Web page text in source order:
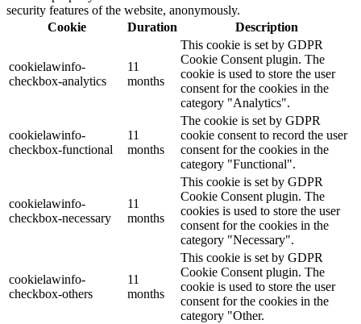
security features of the website, anonymously.
Cookie
Duration Description
cookielawinfo-
checkbox-analytics
11
months
This cookie is set by GDPR
Cookie Consent plugin. The
cookie is used to store the user
consent for the cookies in the
category "Analytics".
cookielawinfo-
checkbox-functional
11
months
The cookie is set by GDPR
cookie consent to record the user
consent for the cookies in the
category "Functional".
cookielawinfo-
checkbox-necessary
11
months
This cookie is set by GDPR
Cookie Consent plugin. The
cookies is used to store the user
consent for the cookies in the
category "Necessary".
cookielawinfo-
checkbox-others
11
months
This cookie is set by GDPR
Cookie Consent plugin. The
cookie is used to store the user
consent for the cookies in the
category "Other.